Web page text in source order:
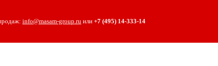
info@masam-group.ru или +7 (495) 14‑333‑14